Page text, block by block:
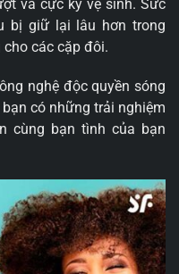
và cực kỳ vệ sinh. Sức
bị giữ lại lâu hơn trong
các cặp đôi.
nghệ độc quyền sóng
có những trải nghiệm
cùng bạn tình của bạn